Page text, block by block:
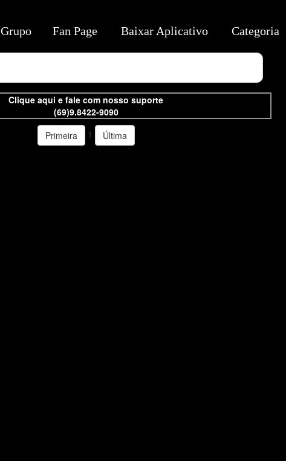
Clique aqui e fale com nosso suporte
(69)9.8422-9090
Primeira
1 Última
Grupo Fan Page Baixar Aplicativo Categoria